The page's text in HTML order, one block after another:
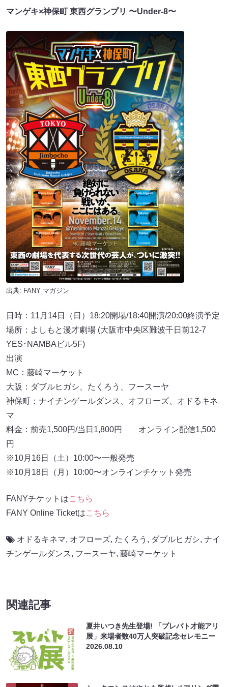
マンゲキ×神保町 東西グランプリ 〜Under-8〜
出典: FANY マガジン
日時：11月14日（日）18:20開場/18:40開演/20:00終演予定
場所：よしもと漫才劇場 (大阪市中央区難波千日前12-7
YES･NAMBAビル5F)
出演
MC：藤崎マーケット
大阪：ダブルヒガシ、たくろう、フースーヤ
神保町：ナイチンゲールダンス、オフローズ、オドるキネ
マ
料金：前売1,500円/当日1,800円 オンライン配信1,500
円
※10月16日（土）10:00〜一般発売
※10月18日（月）10:00〜オンラインチケット発売
FANYチケットはこちら
FANY Online Ticketはこちら
オドるキネマ, オフローズ, たくろう , ダブルヒガシ, ナイ
チンゲールダンス, フースーヤ, 藤崎マーケット
関連記事
夏井いつき先生登場! 「プレバト才能アリ
展」来場者数40万人突破記念セレモニー
2026.08.10